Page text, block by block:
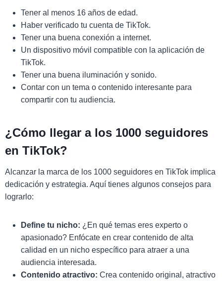
Tener al menos 16 años de edad.
Haber verificado tu cuenta de TikTok.
Tener una buena conexión a internet.
Un dispositivo móvil compatible con la aplicación de
TikTok.
Tener una buena iluminación y sonido.
Contar con un tema o contenido interesante para
compartir con tu audiencia.
¿Cómo llegar a los 1000 seguidores
en TikTok?
Alcanzar la marca de los 1000 seguidores en TikTok implica
dedicación y estrategia. Aquí tienes algunos consejos para
lograrlo:
Define tu nicho: ¿En qué temas eres experto o
apasionado? Enfócate en crear contenido de alta
calidad en un nicho específico para atraer a una
audiencia interesada.
Contenido atractivo: Crea contenido original, atractivo